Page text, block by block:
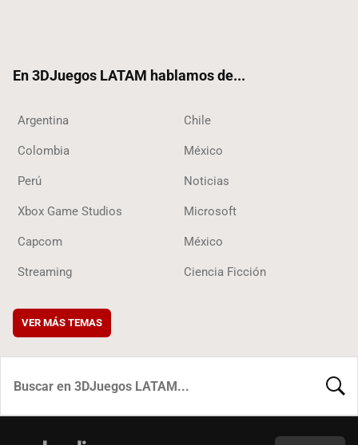
En 3DJuegos LATAM hablamos de...
Argentina Chile
Colombia México
Perú Noticias
Xbox Game Studios Microsoft
Capcom México
Streaming Ciencia Ficción
VER MÁS TEMAS